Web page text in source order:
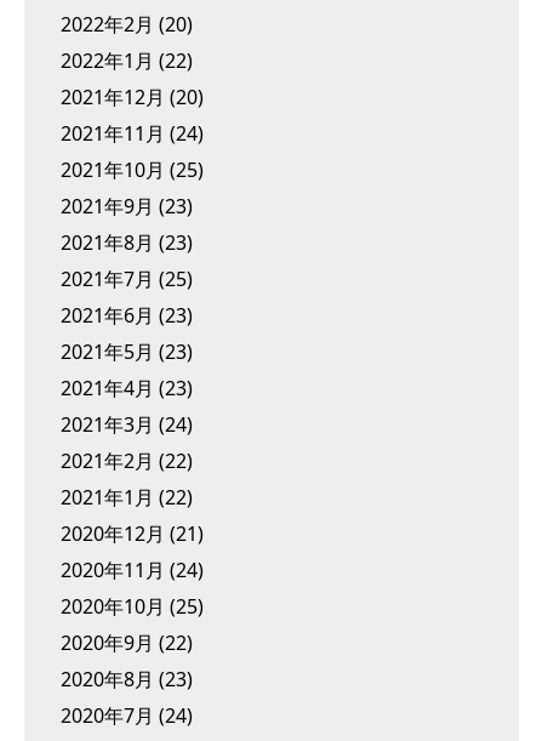
2022年2月 (20)
2022年1月 (22)
2021年12月 (20)
2021年11月 (24)
2021年10月 (25)
2021年9月 (23)
2021年8月 (23)
2021年7月 (25)
2021年6月 (23)
2021年5月 (23)
2021年4月 (23)
2021年3月 (24)
2021年2月 (22)
2021年1月 (22)
2020年12月 (21)
2020年11月 (24)
2020年10月 (25)
2020年9月 (22)
2020年8月 (23)
2020年7月 (24)